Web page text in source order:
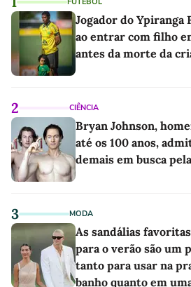
Jogador do Ypiranga
ao entrar com filho
antes da morte da
2 CIÊNCIA
Bryan Johnson,
até os 100 anos,
demais em busca
3 MODA
As sandálias
para o verão são um
tanto para usar na
banho quanto em